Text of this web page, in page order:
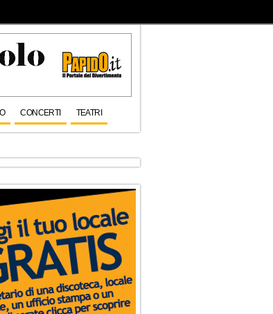
CONCERTI TEATRI